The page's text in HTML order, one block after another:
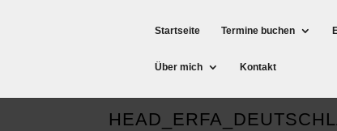
Startseite Termine buchen
Über mich Kontakt